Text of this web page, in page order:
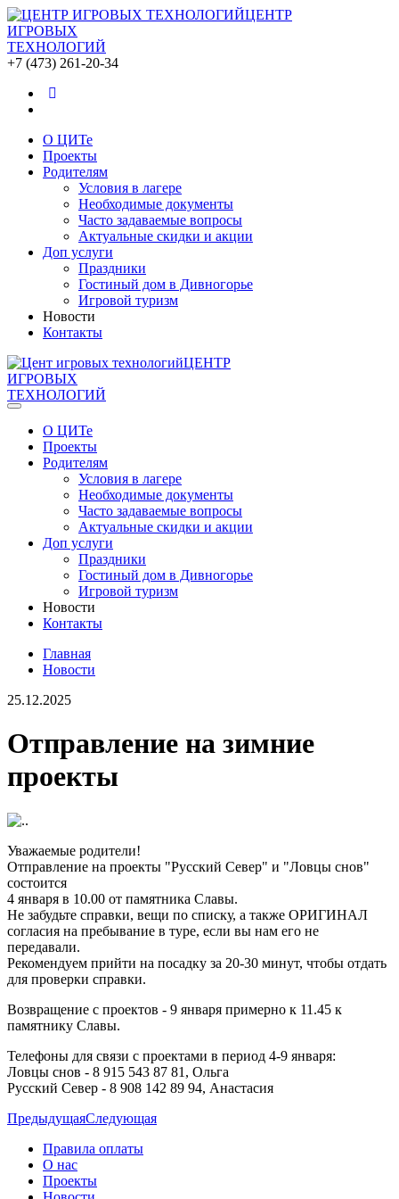
ЦЕНТР
ИГРОВЫХ
ТЕХНОЛОГИЙ
+7 (473) 261-20-34
О ЦИТе
Проекты
Родителям
Условия в лагере
Необходимые документы
Часто задаваемые вопросы
Актуальные скидки и акции
Доп услуги
Праздники
Гостиный дом в Дивногорье
Игровой туризм
Новости
Контакты
ЦЕНТР
ИГРОВЫХ
ТЕХНОЛОГИЙ
О ЦИТе
Проекты
Родителям
Условия в лагере
Необходимые документы
Часто задаваемые вопросы
Актуальные скидки и акции
Доп услуги
Праздники
Гостиный дом в Дивногорье
Игровой туризм
Новости
Контакты
Главная
Новости
25.12.2025
Отправление на зимние
проекты
Уважаемые родители!
Отправление на проекты "Русский Север" и "Ловцы снов"
состоится
4 января в 10.00 от памятника Славы.
Не забудьте справки, вещи по списку, а также ОРИГИНАЛ
согласия на пребывание в туре, если вы нам его не
передавали.
Рекомендуем прийти на посадку за 20-30 минут, чтобы отдать
для проверки справки.
Возвращение с проектов - 9 января примерно к 11.45 к
памятнику Славы.
Телефоны для связи с проектами в период 4-9 января:
Ловцы снов - 8 915 543 87 81, Ольга
Русский Север - 8 908 142 89 94, Анастасия
ПредыдущаяСледующая
Правила оплаты
О нас
Проекты